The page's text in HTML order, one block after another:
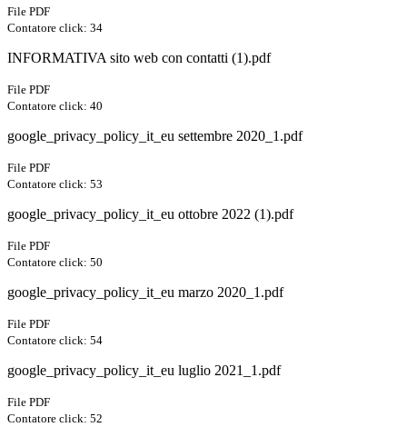
File PDF
Contatore click: 34
INFORMATIVA sito web con contatti (1).pdf
File PDF
Contatore click: 40
google_privacy_policy_it_eu settembre 2020_1.pdf
File PDF
Contatore click: 53
google_privacy_policy_it_eu ottobre 2022 (1).pdf
File PDF
Contatore click: 50
google_privacy_policy_it_eu marzo 2020_1.pdf
File PDF
Contatore click: 54
google_privacy_policy_it_eu luglio 2021_1.pdf
File PDF
Contatore click: 52